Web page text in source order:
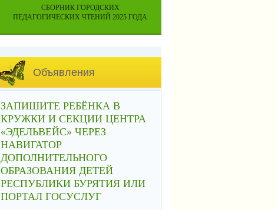
СБОРНИК ГОРОДСКИХ
ПЕДАГОГИЧЕСКИХ ЧТЕНИЙ 2025 ГОДА
Объявления
ЗАПИШИТЕ РЕБЁНКА В
КРУЖКИ И СЕКЦИИ ЦЕНТРА
«ЭДЕЛЬВЕЙС» ЧЕРЕЗ
НАВИГАТОР
ДОПОЛНИТЕЛЬНОГО
ОБРАЗОВАНИЯ ДЕТЕЙ
РЕСПУБЛИКИ БУРЯТИЯ ИЛИ
ПОРТАЛ ГОСУСЛУГ